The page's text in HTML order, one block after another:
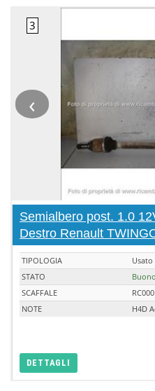
‹
Semialbero post. 1.0
Destro Renault
TIPOLOGIA
Usato
STATO
Buono
SCAFFALE
NOTE
H4D
DETTAGLI